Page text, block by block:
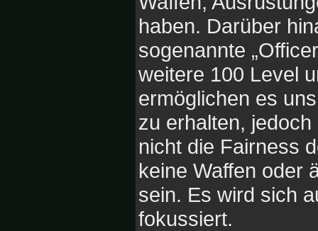
haben. Darüber
sogenannte
weitere 100 Level
ermöglichen es
zu erhalten,
nicht die Fairness
keine Waffen oder
sein. Es wird sich
fokussiert.